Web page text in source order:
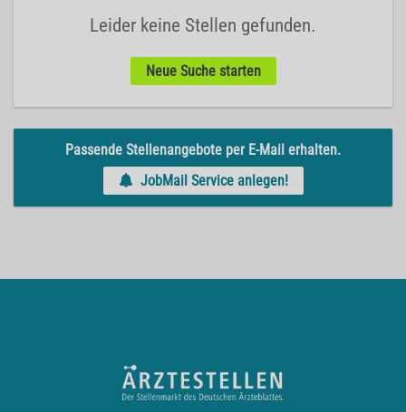
Leider keine Stellen gefunden.
Neue Suche starten
Passende Stellenangebote per E-Mail erhalten.
JobMail Service anlegen!